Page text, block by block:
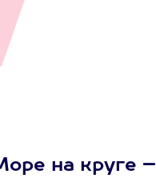
на круге –